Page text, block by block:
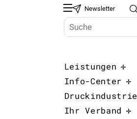
Newsletter
Leistungen
Info-Center
Druckindustrie
Ihr Verband